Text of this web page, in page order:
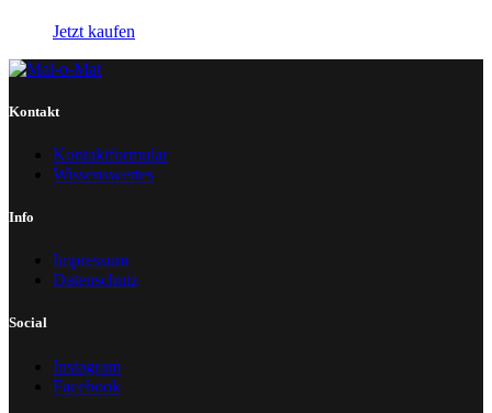
Jetzt kaufen
Kontakt
Kontaktformular
Wissenswertes
Info
Impressum
Datenschutz
Social
Instagram
Facebook